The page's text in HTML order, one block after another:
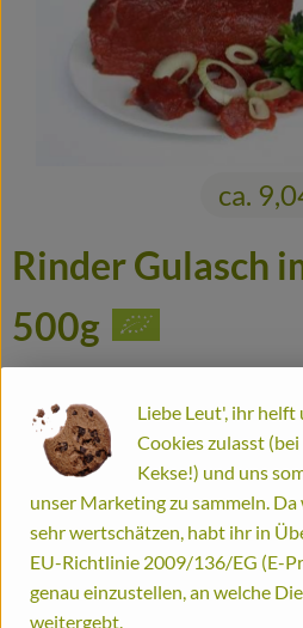
Frisches
Haltbares
Fertiggerichte
Gutscheine
Biomitter
So geht's
Liefergebiete
Service
Bestellinformationen
Rinder Gulasch
500g
ca.
#28014 ca. 9,04 €/ Stück
Handelsklasse II
Richtpreis,Dieser
Info
Info
Vorbestellung von mind. 7 Tagen
Liebe Leut', ihr helft
Cookies zulasst
Kekse!) und uns
unser Marketing zu sammeln.
sehr wertschätzen, habt ihr in
EU-Richtlinie 2009/136/EG (E-
genau einzustellen, an welche
weitergebt.